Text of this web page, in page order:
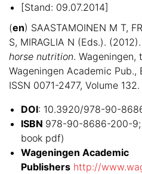
[Stand: 09.07.2014]
(en) SAASTAMOINEN M T,
S, MIRAGLIA N (Eds.). (2012).
horse nutrition. Wageningen,
Wageningen Academic Pub.,
ISSN 0071-2477, Volume
DOI: 10.3920/978-90-
ISBN 978-90-8686-200-
book pdf)
Wageningen Academic
Publishers http://